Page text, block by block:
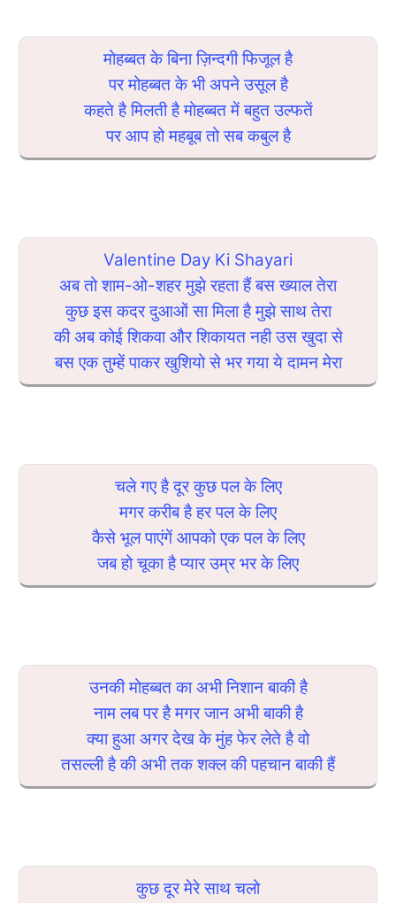
मोहब्बत के बिना ज़िन्दगी फिजूल है
पर मोहब्बत के भी अपने उसूल है
कहते है मिलती है मोहब्बत में बहुत उल्फतें
पर आप हो महबूब तो सब कबुल है
Valentine Day Ki Shayari
अब तो शाम-ओ-शहर मुझे रहता हैं बस ख्याल तेरा
कुछ इस कदर दुआओं सा मिला है मुझे साथ तेरा
की अब कोई शिकवा और शिकायत नही उस खुदा से
बस एक तुम्हें पाकर खुशियो से भर गया ये दामन मेरा
चले गए है दूर कुछ पल के लिए
मगर करीब है हर पल के लिए
कैसे भूल पाएंगें आपको एक पल के लिए
जब हो चूका है प्यार उम्र भर के लिए
उनकी मोहब्बत का अभी निशान बाकी है
नाम लब पर है मगर जान अभी बाकी है
क्या हुआ अगर देख के मुंह फेर लेते है वो
तसल्ली है की अभी तक शक्ल की पहचान बाकी हैं
कुछ दूर मेरे साथ चलो